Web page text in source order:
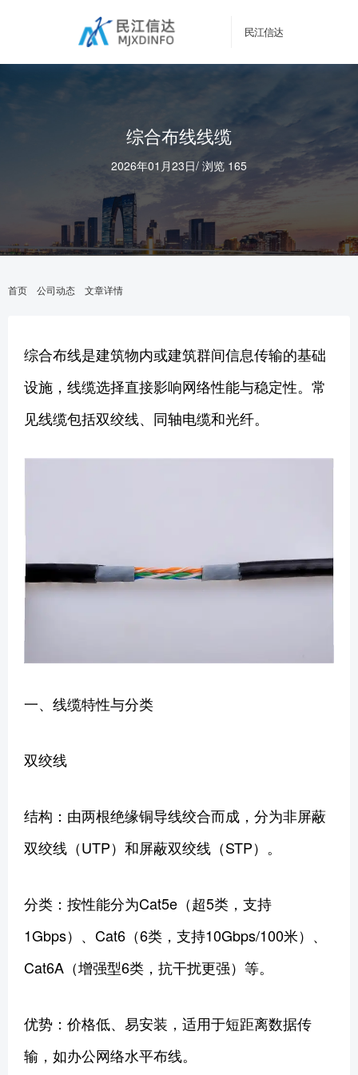
民江信达
综合布线线缆
2026年01月23日/ 浏览 165
首页 公司动态 文章详情
综合布线是建筑物内或建筑群间信息传输的基础
设施，线缆选择直接影响网络性能与稳定性。常
见线缆包括双绞线、同轴电缆和光纤。
一、线缆特性与分类
双绞线
结构：由两根绝缘铜导线绞合而成，分为非屏蔽
双绞线（UTP）和屏蔽双绞线（STP）。
分类：按性能分为Cat5e（超5类，支持
1Gbps）、Cat6（6类，支持10Gbps/100米）、
Cat6A（增强型6类，抗干扰更强）等。
优势：价格低、易安装，适用于短距离数据传
输，如办公网络水平布线。